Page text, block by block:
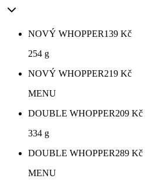
NOVÝ WHOPPER139 Kč
254 g
NOVÝ WHOPPER219 Kč
MENU
DOUBLE WHOPPER209 Kč
334 g
DOUBLE WHOPPER289 Kč
MENU